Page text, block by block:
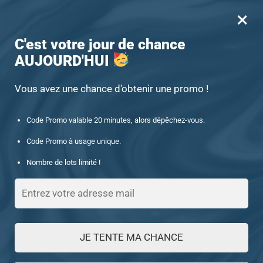
0
-15% offert des 60€ d’achat avec le code : UNIQUE15
Accueil / Produits identifiés “28671543-ETVOS”
28671543-ETVOS
FILTRES
Voici le seul résultat
×
C'est votre jour de chance
AUJOURD'HUI
Vous avez une chance d'obtenir une promo !
Code Promo valable 20 minutes, alors dépêchez-vous.
Code Promo à usage unique.
Nombre de lots limité !
JE TENTE MA CHANCE